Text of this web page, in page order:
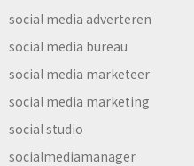
social media adverteren
social media bureau
social media marketeer
social media marketing
social studio
socialmediamanager